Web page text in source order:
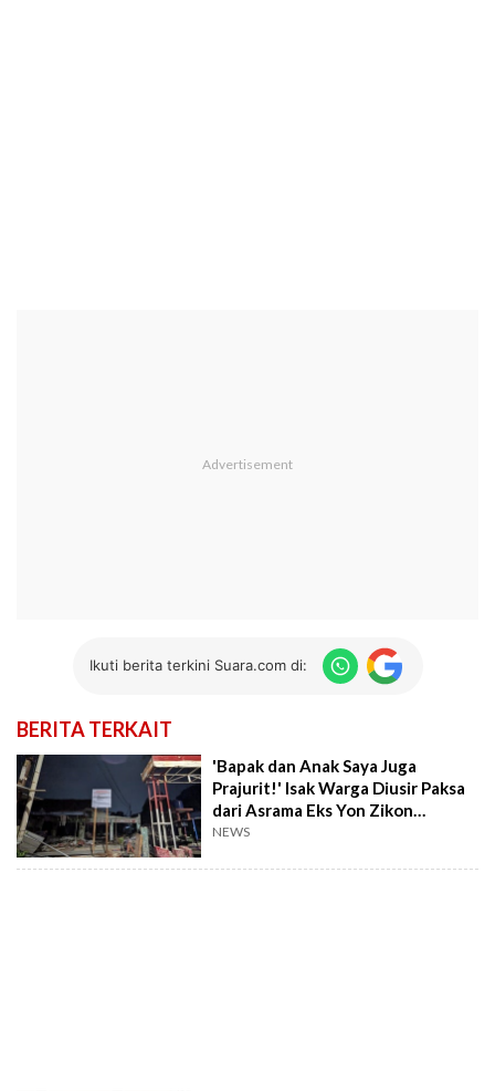
Ikuti berita terkini Suara.com di:
BERITA TERKAIT
'Bapak dan Anak Saya Juga
Prajurit!' Isak Warga Diusir Paksa
dari Asrama Eks Yon Zikon
Lenteng Agung
NEWS